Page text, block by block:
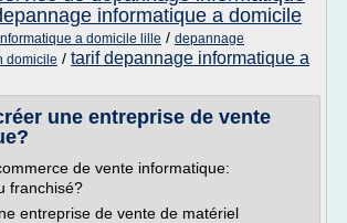
informatique a domicile
a domicile lille / depannage
domicile / tarif depannage informatique a
une entreprise de vente
de vente informatique:
franchisé?
entreprise de vente de matériel